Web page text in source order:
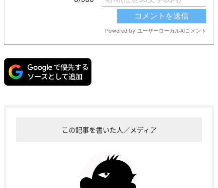
この記事を書いた人／メディア